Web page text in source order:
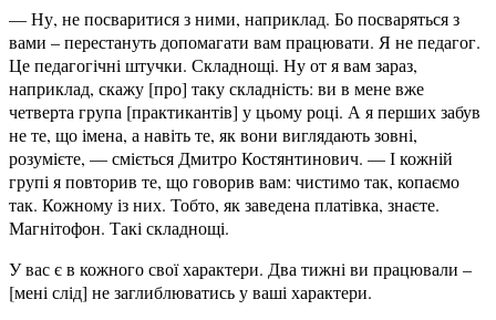
— Ну, не посваритися з ними, наприклад. Бо посваряться з
вами – перестануть допомагати вам працювати. Я не педагог.
Це педагогічні штучки. Складнощі. Ну от я вам зараз,
наприклад, скажу [про] таку складність: ви в мене вже
четверта група [практикантів] у цьому році. А я перших забув
не те, що імена, а навіть те, як вони виглядають зовні,
розумієте, — сміється Дмитро Костянтинович. — І кожній
групі я повторив те, що говорив вам: чистимо так, копаємо
так. Кожному із них. Тобто, як заведена платівка, знаєте.
Магнітофон. Такі складнощі.
У вас є в кожного свої характери. Два тижні ви працювали –
[мені слід] не заглиблюватись у ваші характери.